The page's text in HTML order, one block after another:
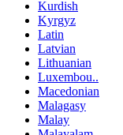
Kurdish
Kyrgyz
Latin
Latvian
Lithuanian
Luxembou..
Macedonian
Malagasy
Malay